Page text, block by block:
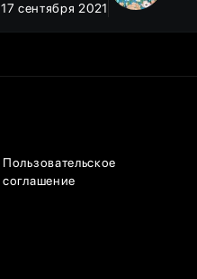
17 сентября 2021
Пользовательское
соглашение